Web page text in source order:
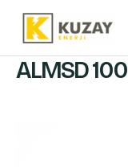
ALMSD 100